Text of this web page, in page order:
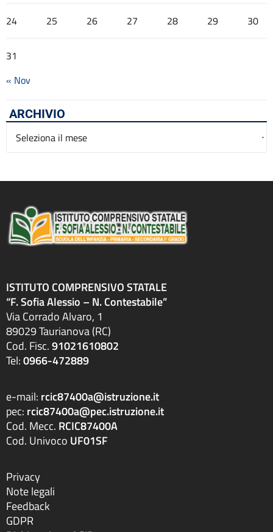
24 25 26 27 28 29 30
31
« Nov
ARCHIVIO
Archivio
ISTITUTO COMPRENSIVO STATALE
“F. Sofia Alessio – N. Contestabile”
Via Corrado Alvaro, 1
89029 Taurianova (RC)
Cod. Fisc.91021610802
Tel:0966-472889
e-mail: rcic87400a@istruzione.it
pec: rcic87400a@pec.istruzione.it
Cod. Mecc. RCIC87400A
Cod. Univoco UF01SF
Privacy
Note legali
Feedback
GDPR